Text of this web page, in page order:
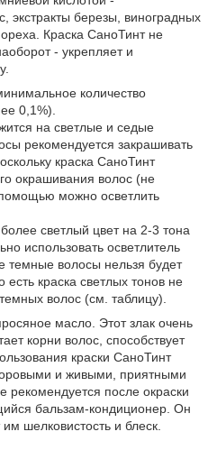
экстракты березы, виноградных
ореха. Краска СаноТинт не
- укрепляет и
количество
0,1%).
на светлые и седые
рекомендуется закрашивать
краска СаноТинт
окрашивания волос (не
можно осветлить
светлый цвет на 2-3 тона
использовать осветлитель
темные волосы нельзя будет
краска светлых тонов не
волос (см. таблицу).
масло. Этот злак очень
корни волос, способствует
краски СаноТинт
и живыми, приятными
после окраски
бальзам-кондиционер. Он
шелковистость и блеск.